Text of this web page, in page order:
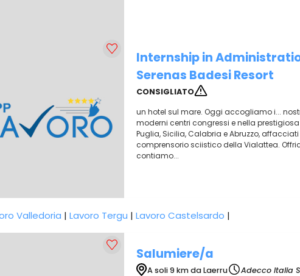
Internship in
Serenas Badesi Resort
CONSIGLIATO
un hotel sul mare. Oggi accogliamo i...
moderni centri congressi e nella
Puglia, Sicilia, Calabria e Abruzzo,
comprensorio sciistico della Vialattea.
contiamo...
Valledoria | Lavoro Tergu | Lavoro Castelsardo |
Salumiere/a
A soli 9 km da Laerru
Adecco Italia